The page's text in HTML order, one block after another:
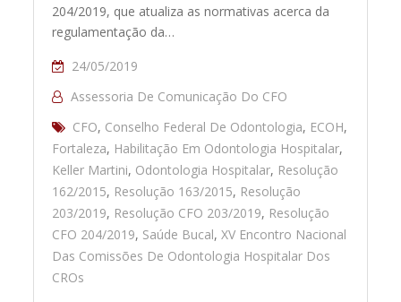
204/2019, que atualiza as normativas acerca da
regulamentação da…
24/05/2019
Assessoria De Comunicação Do CFO
CFO, Conselho Federal De Odontologia, ECOH,
Fortaleza, Habilitação Em Odontologia Hospitalar,
Keller Martini, Odontologia Hospitalar, Resolução
162/2015, Resolução 163/2015, Resolução
203/2019, Resolução CFO 203/2019, Resolução
CFO 204/2019, Saúde Bucal,XV Encontro Nacional
Das Comissões De Odontologia Hospitalar Dos
CROs